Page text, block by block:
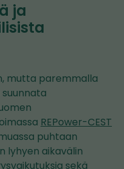
ja
mutta paremmalla
REPower-CEST
puhtaan
lyhyen aikavälin
sekä